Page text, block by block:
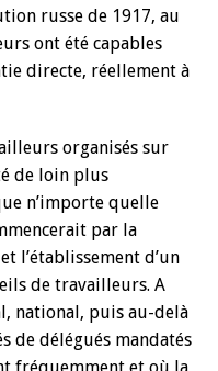
russe de 1917, au
ont été capables
directe, réellement à
organisés sur
de loin plus
n’importe quelle
par la
l’établissement d’un
de travailleurs. A
national, puis au-delà
de délégués mandatés